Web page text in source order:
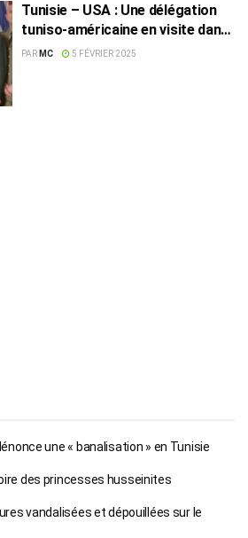
Tunisie – USA : Une délégation
tuniso-américaine en visite dans
l’État du Wyoming
PAR MC 5 FÉVRIER 2025
une « banalisation » en Tunisie
des princesses husseinites
vandalisées et dépouillées sur le